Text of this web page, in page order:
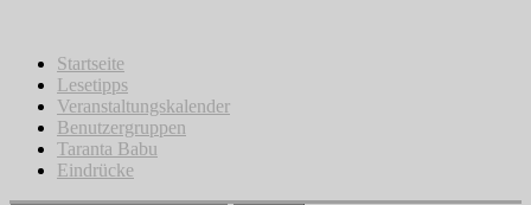
springenStartseite
Lesetipps
Veranstaltungskalender
Benutzergruppen
Taranta Babu
Eindrücke